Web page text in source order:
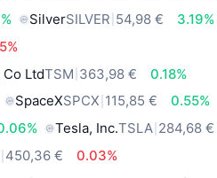
SilverSILVER 54,98 €
3.19%
LtdTSM 363,98 €
0.18%
SpaceXSPCX 115,85 €
0.55%
Tesla, Inc.TSLA 284,68 €
450,36 €
0.03%